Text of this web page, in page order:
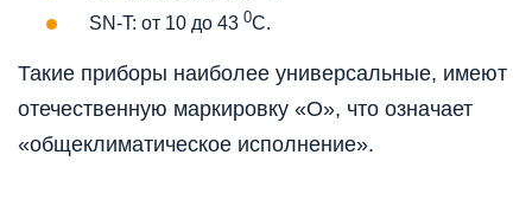
SN-T: от 10 до 43 0С.
Такие приборы наиболее универсальные, имеют
отечественную маркировку «О», что означает
«общеклиматическое исполнение».